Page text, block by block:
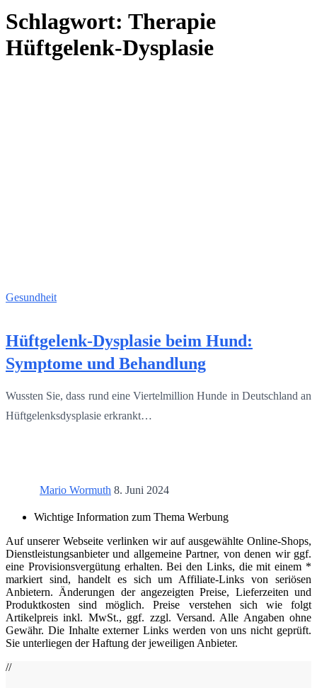
Schlagwort: Therapie
Hüftgelenk-Dysplasie
Gesundheit
Hüftgelenk-Dysplasie beim Hund:
Symptome und Behandlung
Wussten Sie, dass rund eine Viertelmillion Hunde in Deutschland an
Hüftgelenksdysplasie erkrankt…
Mario Wormuth 8. Juni 2024
Wichtige Information zum Thema Werbung
Auf unserer Webseite verlinken wir auf ausgewählte Online-Shops,
Dienstleistungsanbieter und allgemeine Partner, von denen wir ggf.
eine Provisionsvergütung erhalten. Bei den Links, die mit einem *
markiert sind, handelt es sich um Affiliate-Links von seriösen
Anbietern. Änderungen der angezeigten Preise, Lieferzeiten und
Produktkosten sind möglich. Preise verstehen sich wie folgt
Artikelpreis inkl. MwSt., ggf. zzgl. Versand. Alle Angaben ohne
Gewähr. Die Inhalte externer Links werden von uns nicht geprüft.
Sie unterliegen der Haftung der jeweiligen Anbieter.
//